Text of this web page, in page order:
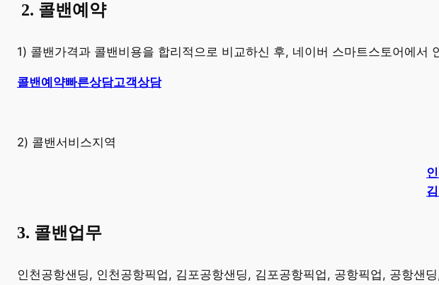
2. 콜밴예약
1) 콜밴가격과 콜밴비용을 합리적으로 비교하신 후, 네이버 스마트스토어에서
콜밴예약빠른상담고객상담
2) 콜밴서비스지역
3. 콜밴업무
인천공항샌딩, 인천공항픽업, 김포공항샌딩, 김포공항픽업, 공항픽업, 공항샌